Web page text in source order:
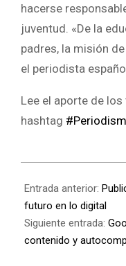
hacerse
juventud. «De la
padres, la misión
el periodista
Lee el aporte de
hashtag
Entrada anterior:
futuro en lo digital
Siguiente entrada:
contenido y